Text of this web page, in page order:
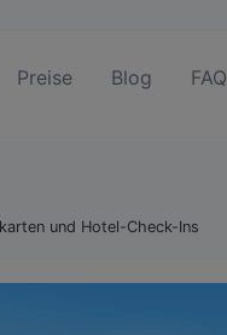
Preise Blog FAQ
und Hotel-Check-Ins